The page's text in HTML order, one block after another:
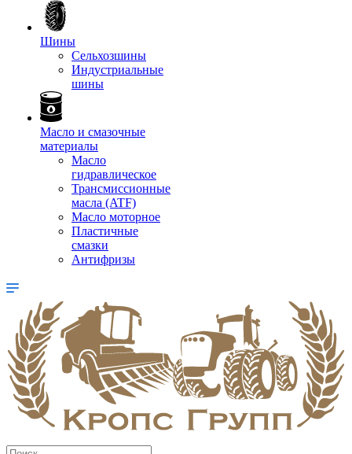
Шины
Сельхозшины
Индустриальные
шины
Масло и смазочные
материалы
Масло
гидравлическое
Трансмиссионные
масла (ATF)
Масло моторное
Пластичные
смазки
Антифризы